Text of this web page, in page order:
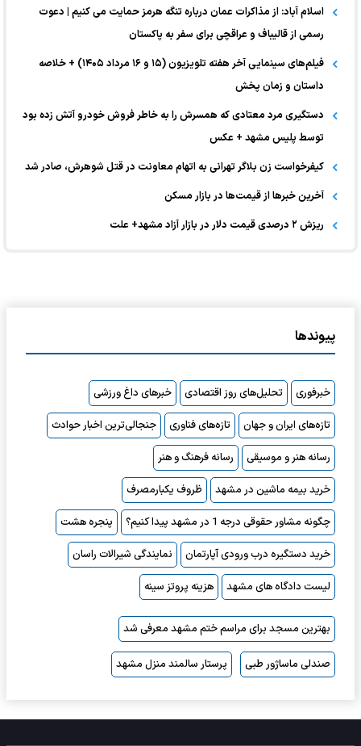
اسلام آباد: از مذاکرات عمان درباره تنگه هرمز حمایت می کنیم | دعوت
رسمی از قالیباف و عراقچی برای سفر به پاکستان
فیلم‌های سینمایی آخر هفته تلویزیون (۱۵ و ۱۶ مرداد ۱۴۰۵) + خلاصه
داستان و زمان پخش
دستگیری مرد معتادی که همسرش را به خاطر فروش خودرو آتش زده بود
توسط پلیس مشهد + عکس
کیفرخواست زن بلاگر تهرانی به اتهام معاونت در قتل شوهرش، صادر شد
آخرین خبر‌ها از قیمت‌ها در بازار مسکن
ریزش ۲ درصدی قیمت دلار در بازار آزاد مشهد+ علت
پیوندها
خبرفوری تحلیل‌های روز اقتصادی
خبرهای داغ ورزشی
تازه‌های ایران و جهان
تازه‌های فناوری
جنجالی‌ترین اخبار حوادث
رسانه هنر و موسیقی
رسانه فرهنگ و هنر
خرید بیمه ماشین در مشهد
ظروف یکبارمصرف
چگونه مشاور حقوقی درجه 1 در مشهد پیدا کنیم؟
پنجره هشت
خرید دستگیره درب ورودی آپارتمان
نمایندگی شیرالات راسان
لیست دادگاه های مشهد
هزینه پروتز سینه
بهترین مسجد برای مراسم ختم مشهد معرفی شد
صندلی ماساژور طبی پرستار سالمند منزل مشهد